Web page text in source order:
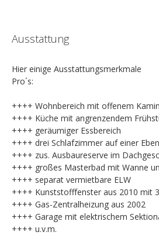
Ausstattung
Hier einige Ausstattungsmerkmale
Pro´s:
++++ Wohnbereich mit offenem Kamin
++++ Küche mit angrenzendem
++++ geräumiger Essbereich
++++ drei Schlafzimmer auf einer
++++ zus. Ausbaureserve im
++++ großes Masterbad mit Wanne
++++ separat vermietbare ELW
++++ Kunststofffenster aus 2010 mit
++++ Gas-Zentralheizung aus 2002
++++ Garage mit elektrischem
++++ u.v.m.